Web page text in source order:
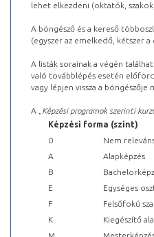
lehet elkezdeni (oktatók,
A böngésző és a kereső
(egyszer az emelkedő, kétszer
A listák sorainak a végén
való továbblépés esetén
vagy lépjen vissza a
A „ Képzési programok szerinti
Képzési forma (szint)
0
Nem
A
Alapképzés
B
E
Egységes
F
Felsőfokú
K
Kiegészítő